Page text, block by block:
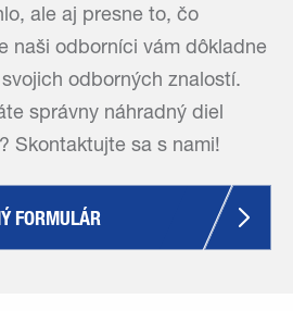
ale aj presne to, čo
naši odborníci vám dôkladne
odborných znalostí.
správny náhradný diel
Skontaktujte sa s nami!
FORMULÁR